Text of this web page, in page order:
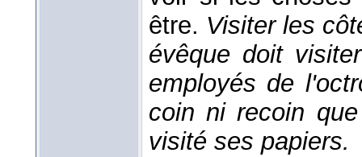
être. Visiter les
évêque doit
employés de
coin ni recoin
visité ses papiers.